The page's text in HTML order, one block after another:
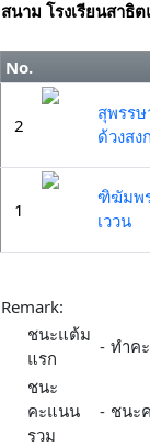
สนาม โรงเรียนสาธิ
No.
2
สุพรรษ
ด้วงสง
1
ฑิฆัมพ
เววน
Remark:
ชนะแต้ม
แรก
- ทำค
ชนะ
คะแนน
รวม
- ชนะ